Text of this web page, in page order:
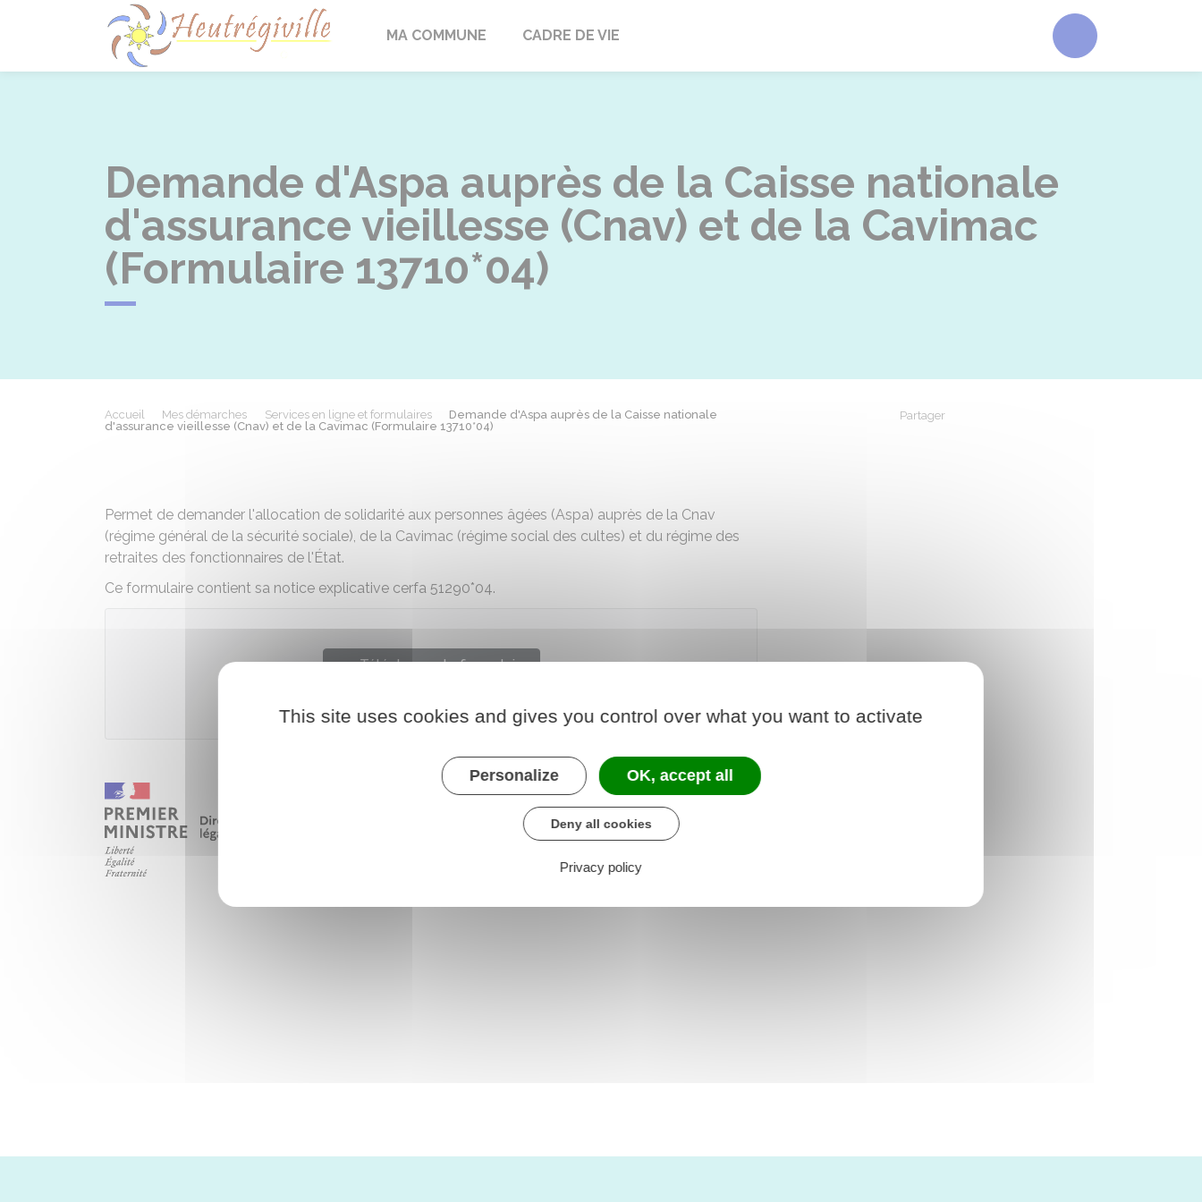
Heutrégiville
MA COMMUNE CADRE DE VIE Accéder au
Demande d'Aspa auprès de la Caisse nationale
d'assurance vieillesse (Cnav) et de la Cavimac
(Formulaire 13710*04)
Accueil Mes démarches Services en ligne et formulaires
Demande d'Aspa auprès de la Caisse nationale
d'assurance vieillesse (Cnav) et de la Cavimac (Formulaire 13710*04)
Partager
Permet de demander l'allocation de solidarité aux personnes âgées (Aspa) auprès de la Cnav
(régime général de la sécurité sociale), de la Cavimac (régime social des cultes) et du régime des
retraites des fonctionnaires de l'État.
Ce formulaire contient sa notice explicative cerfa 51290*04.
Télécharger le formulaire
Caisse nationale d'assurance vieillesse
This site uses cookies and gives you control over what you want to activate
Personalize OK, accept all
Deny all cookies
Privacy policy